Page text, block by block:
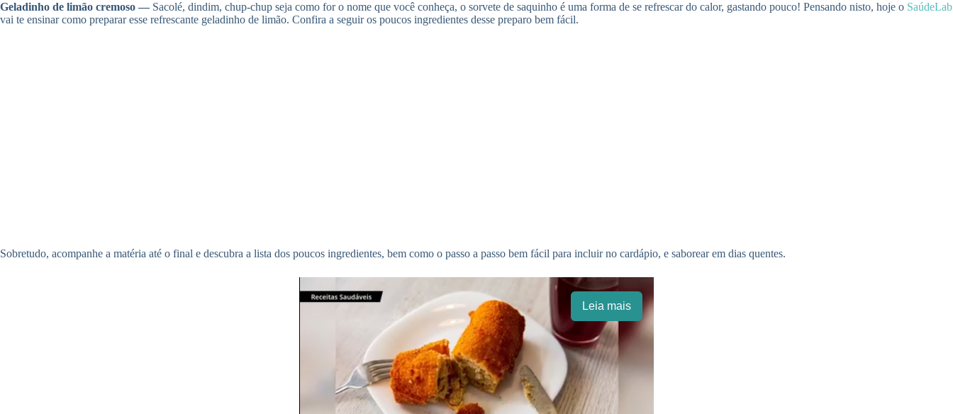
Geladinho de limão cremoso — Sacolé, dindim, chup-chup seja como for o nome que você conheça, o sorvete de saquinho é uma forma de se refrescar do calor, gastando pouco! Pensando nisto, hoje o SaúdeLab
vai te ensinar como preparar esse refrescante geladinho de limão. Confira a seguir os poucos ingredientes desse preparo bem fácil.
Sobretudo, acompanhe a matéria até o final e descubra a lista dos poucos ingredientes, bem como o passo a passo bem fácil para incluir no cardápio, e saborear em dias quentes.
Leia mais